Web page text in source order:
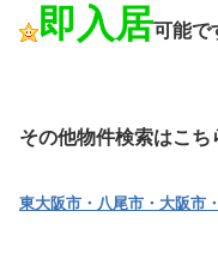
即入居可能で
その他物件検索はこち
東大阪市・八尾市・大阪市